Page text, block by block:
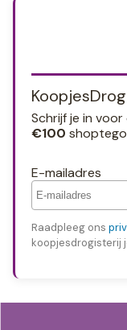
Schrijf je in
€100
E-mailadres
Raadpleeg ons
koopjesdrogisterij